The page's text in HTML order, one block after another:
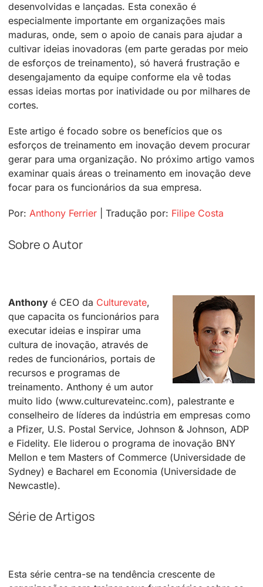
desenvolvidas e lançadas. Esta conexão é
especialmente importante em organizações mais
maduras, onde, sem o apoio de canais para ajudar a
cultivar ideias inovadoras (em parte geradas por meio
de esforços de treinamento), só haverá frustração e
desengajamento da equipe conforme ela vê todas
essas ideias mortas por inatividade ou por milhares de
cortes.
Este artigo é focado sobre os benefícios que os
esforços de treinamento em inovação devem procurar
gerar para uma organização. No próximo artigo vamos
examinar quais áreas o treinamento em inovação deve
focar para os funcionários da sua empresa.
Por:Anthony Ferrier| Tradução por: Filipe Costa
Sobre o Autor
Anthony é CEO da Culturevate,
que capacita os funcionários para
executar ideias e inspirar uma
cultura de inovação, através de
redes de funcionários, portais de
recursos e programas de
treinamento. Anthony é um autor
muito lido (www.culturevateinc.com), palestrante e
conselheiro de líderes da indústria em empresas como
a Pfizer, U.S. Postal Service, Johnson & Johnson, ADP
e Fidelity. Ele liderou o programa de inovação BNY
Mellon e tem Masters of Commerce (Universidade de
Sydney) e Bacharel em Economia (Universidade de
Newcastle).
Série de Artigos
Esta série centra-se na tendência crescente de